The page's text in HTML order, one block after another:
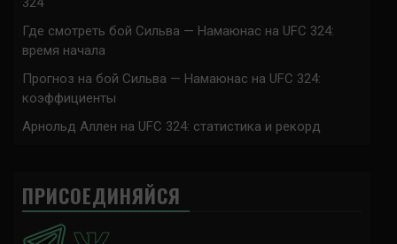
Где смотреть бой Сильва — Намаюнас на UFC 324:
время начала
Прогноз на бой Сильва — Намаюнас на UFC 324:
коэффициенты
Арнольд Аллен на UFC 324: статистика и рекорд
ПРИСОЕДИНЯЙСЯ